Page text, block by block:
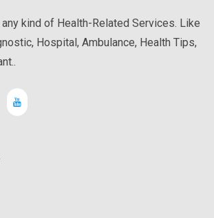
kind of Health-Related Services. Like
Hospital, Ambulance, Health Tips,